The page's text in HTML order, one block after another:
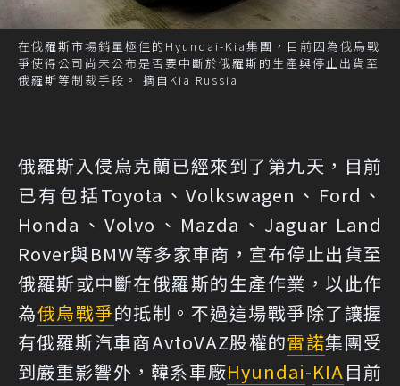
在俄羅斯市場銷量極佳的Hyundai-Kia集團，目前因為俄烏戰
爭使得公司尚未公布是否要中斷於俄羅斯的生產與停止出貨至
俄羅斯等制裁手段。 摘自Kia Russia
俄羅斯入侵烏克蘭已經來到了第九天，目前
已有包括Toyota、Volkswagen、Ford、
Honda、Volvo、Mazda、Jaguar Land
Rover與BMW等多家車商，宣布停止出貨至
俄羅斯或中斷在俄羅斯的生產作業，以此作
為俄烏戰爭的抵制。不過這場戰爭除了讓握
有俄羅斯汽車商AvtoVAZ股權的雷諾集團受
到嚴重影響外，韓系車廠Hyundai-KIA目前